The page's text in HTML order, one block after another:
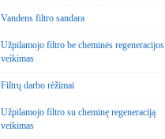
Vandens filtro sandara
Užpilamojo filtro be cheminės regeneracijos
veikimas
Filtrų darbo rėžimai
Užpilamojo filtro su cheminę regeneraciją
veikimas